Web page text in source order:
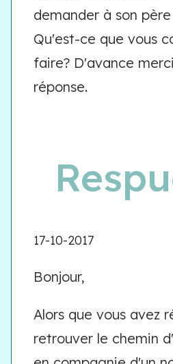
demander à son
Qu'est-ce que vous
faire? D'avance
réponse.
17-10-2017
Bonjour,
Alors que vous avez
retrouver le chemin